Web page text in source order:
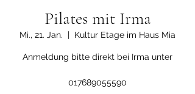
Pilates mit Irma
Mi., 21. Jan.
  |
Kultur Etage im Haus Mia
Anmeldung bitte direkt bei Irma unter
017689055590